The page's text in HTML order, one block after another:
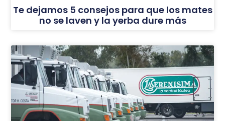
Te dejamos 5 consejos para que los mates
no se laven y la yerba dure más